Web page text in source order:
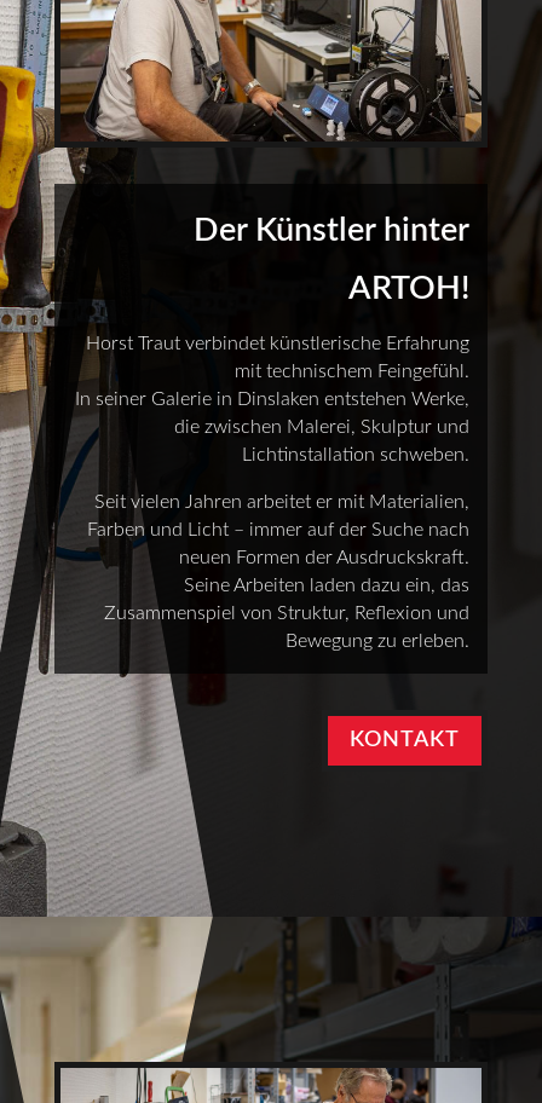
Der Künstler hinter
ARTOH!
Horst Traut verbindet künstlerische Erfahrung
mit technischem Feingefühl.
In seiner Galerie in Dinslaken entstehen Werke,
die zwischen Malerei, Skulptur und
Lichtinstallation schweben.
Seit vielen Jahren arbeitet er mit Materialien,
Farben und Licht – immer auf der Suche nach
neuen Formen der Ausdruckskraft.
Seine Arbeiten laden dazu ein, das
Zusammenspiel von Struktur, Reflexion und
Bewegung zu erleben.
KONTAKT